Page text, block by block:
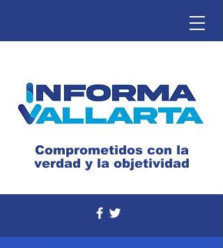
Comprometidos con la
verdad y la objetividad